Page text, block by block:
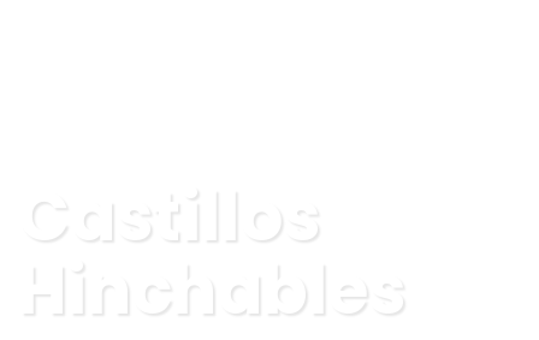
Castillos
Hinchables